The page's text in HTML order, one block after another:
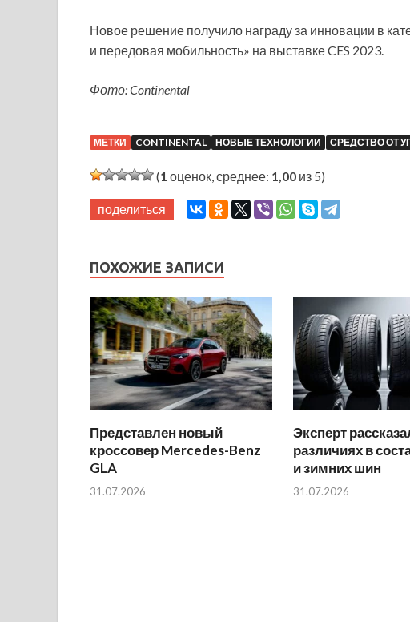
Новое решение получило награду за инновации в
и передовая мобильность» на выставке CES 2023.
Фото: Continental
МЕТКИ CONTINENTAL НОВЫЕ ТЕХНОЛОГИИ СРЕДСТВО ОТ
(1 оценок, среднее: 1,00 из 5)
поделиться
ПОХОЖИЕ ЗАПИСИ
Представлен новый
кроссовер Mercedes-Benz
GLA
31.07.2026
Эксперт
различиях в
и зимних шин
31.07.2026